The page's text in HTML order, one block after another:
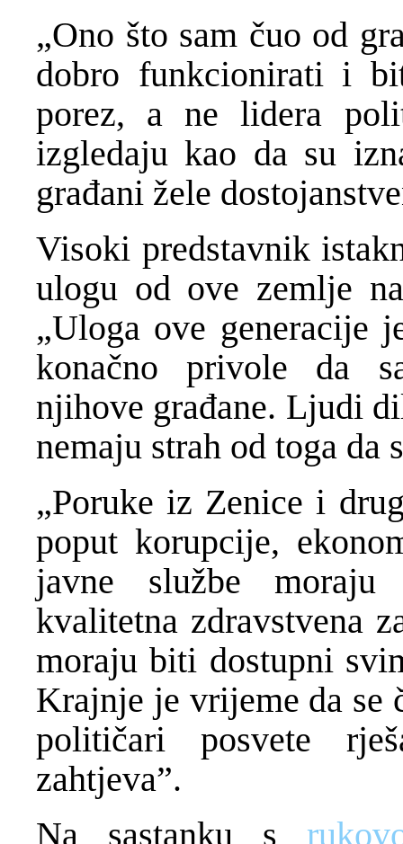
„Ono što sam čuo od
dobro funkcionirati i
porez, a ne lidera
izgledaju kao da su
građani žele
Visoki predstavnik
ulogu od ove zemlje
„Uloga ove generacije
konačno privole da
njihove građane. Ljudi
nemaju strah od toga da
„Poruke iz Zenice i
poput korupcije,
javne službe
kvalitetna zdravstvena
moraju biti dostupni
Krajnje je vrijeme da se
političari posvete
zahtjeva”.
Na sastanku s